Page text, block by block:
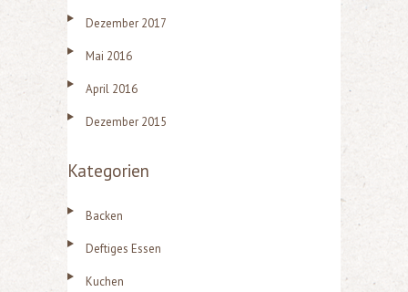
Dezember 2017
Mai 2016
April 2016
Dezember 2015
Kategorien
Backen
Deftiges Essen
Kuchen